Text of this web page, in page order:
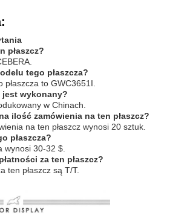
płaszcz?
tego płaszcza?
to GWC3651I.
jest wykonany?
w Chinach.
ilość zamówienia na ten płaszcz?
na ten płaszcz wynosi 20 sztuk.
płaszcza?
wynosi 30-32 $.
za ten płaszcz?
ten płaszcz są T/T.